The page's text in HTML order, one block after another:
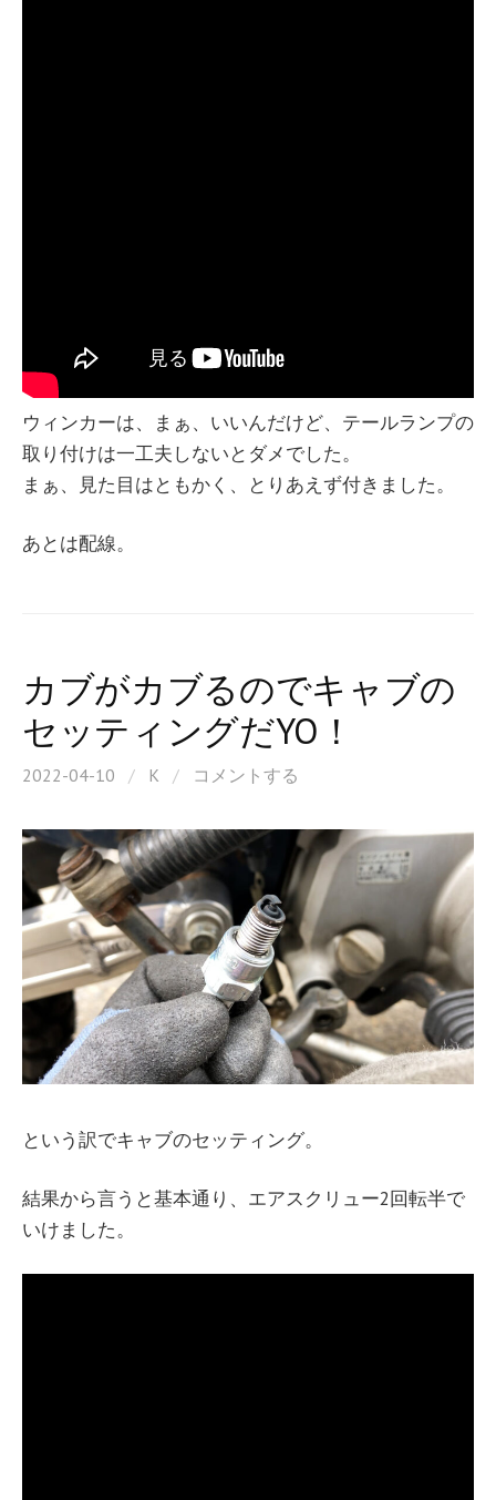
ウィンカーは、まぁ、いいんだけど、テールランプの
取り付けは一工夫しないとダメでした。
まぁ、見た目はともかく、とりあえず付きました。
あとは配線。
カブがカブるのでキャブの
セッティングだYO！
2022-04-10 / K / コメントする
という訳でキャブのセッティング。
結果から言うと基本通り、エアスクリュー2回転半で
いけました。